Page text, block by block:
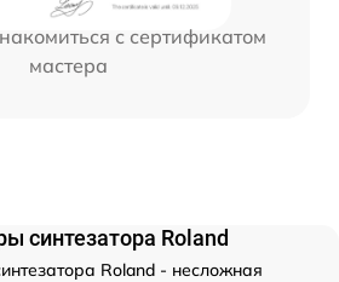
с сертификатом
мастера
синтезатора Roland
Roland - несложная